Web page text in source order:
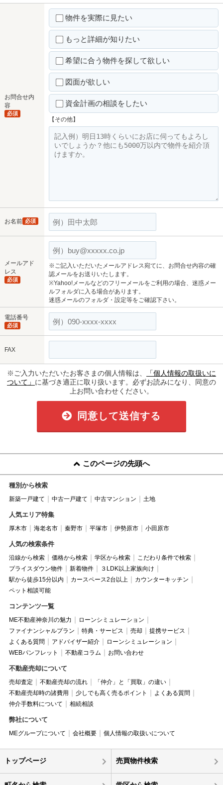
お問合せ内
容
必須
物件を実際に見たい
もっと詳細が知りたい
希望に合う物件を探して欲しい
図面が欲しい
資金計画の相談をしたい
【その他】
お名前 必須
メールアド
レス
必須
※ご記入いただいたメールアドレス宛てに、お問合せ内容の確
認メールをお送りいたします。
※Yahoo!メールなどのフリーメールをご利用の場合、迷惑メー
ルフォルダに入る場合があります。
迷惑メールのフォルダ・設定等をご確認下さい。
電話番号
必須
FAX
※ご入力いただいたお客さまの個人情報は、
「個人情報の取扱いに
ついて」 に基づき適正に取り扱います。必ずお読みになり、同意の
上お問い合わせください。
同意して送信する
このページの先頭へ
種別から検索
新築一戸建て 中古一戸建て 中古マンション 土地
人気エリア特集
厚木市 海老名市 秦野市 平塚市 伊勢原市 小田原市
人気の検索条件
沿線から検索 価格から検索 学区から検索
こだわり条件で検索
プライスダウン物件
新着物件
３LDK以上家族向け
駅から徒歩15分以内
カースペース2台以上
カウンターキッチン
ペット相談可能
コンテンツ一覧
ME不動産神奈川の魅力
ローンシミュレーション
ファイナンシャルプラン
特典・サービス 売却
提携サービス
よくある質問
アドバイザー紹介
ローンシミュレーション
WEBパンフレット
不動産コラム お問い合わせ
不動産売却について
売却査定 不動産売却の流れ
「仲介」と「買取」の違い
不動産売却時の諸費用
少しでも高く売るポイント
よくある質問
仲介手数料について
相続相談
弊社について
MEグループについて 会社概要 個人情報の取扱いについて
トップページ 売買物件検索